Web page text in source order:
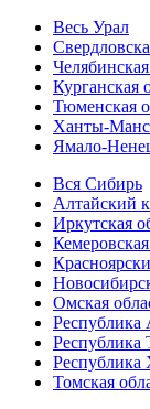
Весь Урал
Курганская
Тюменская
Ханты-
Ямало-
Вся Сибирь
Алтайский
Иркутская
Омская
Республика
Республика
Республика
Томская